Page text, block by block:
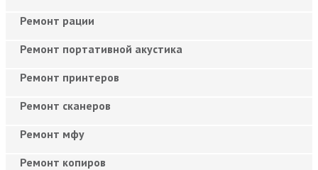
Ремонт рации
Ремонт портативной акустика
Ремонт принтеров
Ремонт сканеров
Ремонт мфу
Ремонт копиров